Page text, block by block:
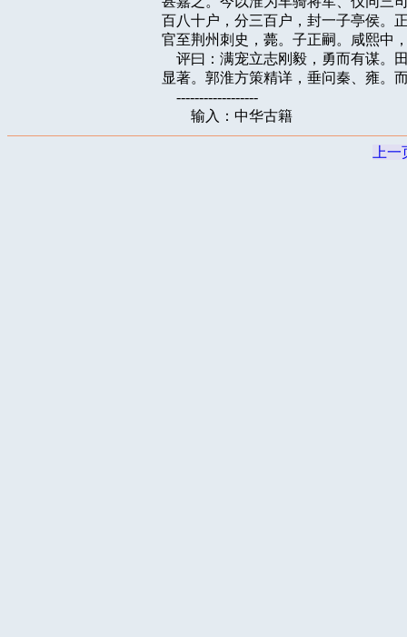
百八十户，分三百户，封一子亭侯。
官至荆州刺史，薨。子正嗣。咸熙中
评曰：满宠立志刚毅，勇而有谋
显著。郭淮方策精详，垂问秦、雍。
    ------------------
上一